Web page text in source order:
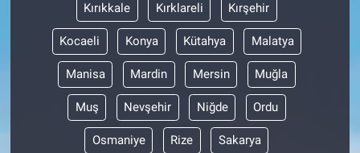
Kırıkkale Kırklareli Kırşehir
Kocaeli Konya Kütahya Malatya
Manisa Mardin Mersin Muğla
Muş Nevşehir Niğde Ordu
Osmaniye Rize Sakarya